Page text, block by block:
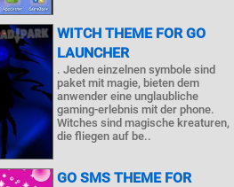
WITCH THEME FOR GO
LAUNCHER
. Jeden einzelnen symbole sind
paket mit magie, bieten dem
anwender eine unglaubliche
gaming-erlebnis mit der phone.
Witches sind magische kreaturen,
die fliegen auf be..
GO SMS THEME FOR